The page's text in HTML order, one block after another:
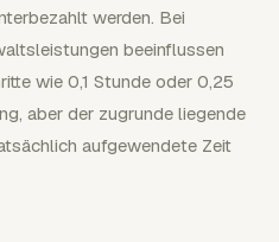
werden. Bei
beeinflussen
wie 0,1 Stunde oder 0,25
aber der zugrunde liegende
aufgewendete Zeit